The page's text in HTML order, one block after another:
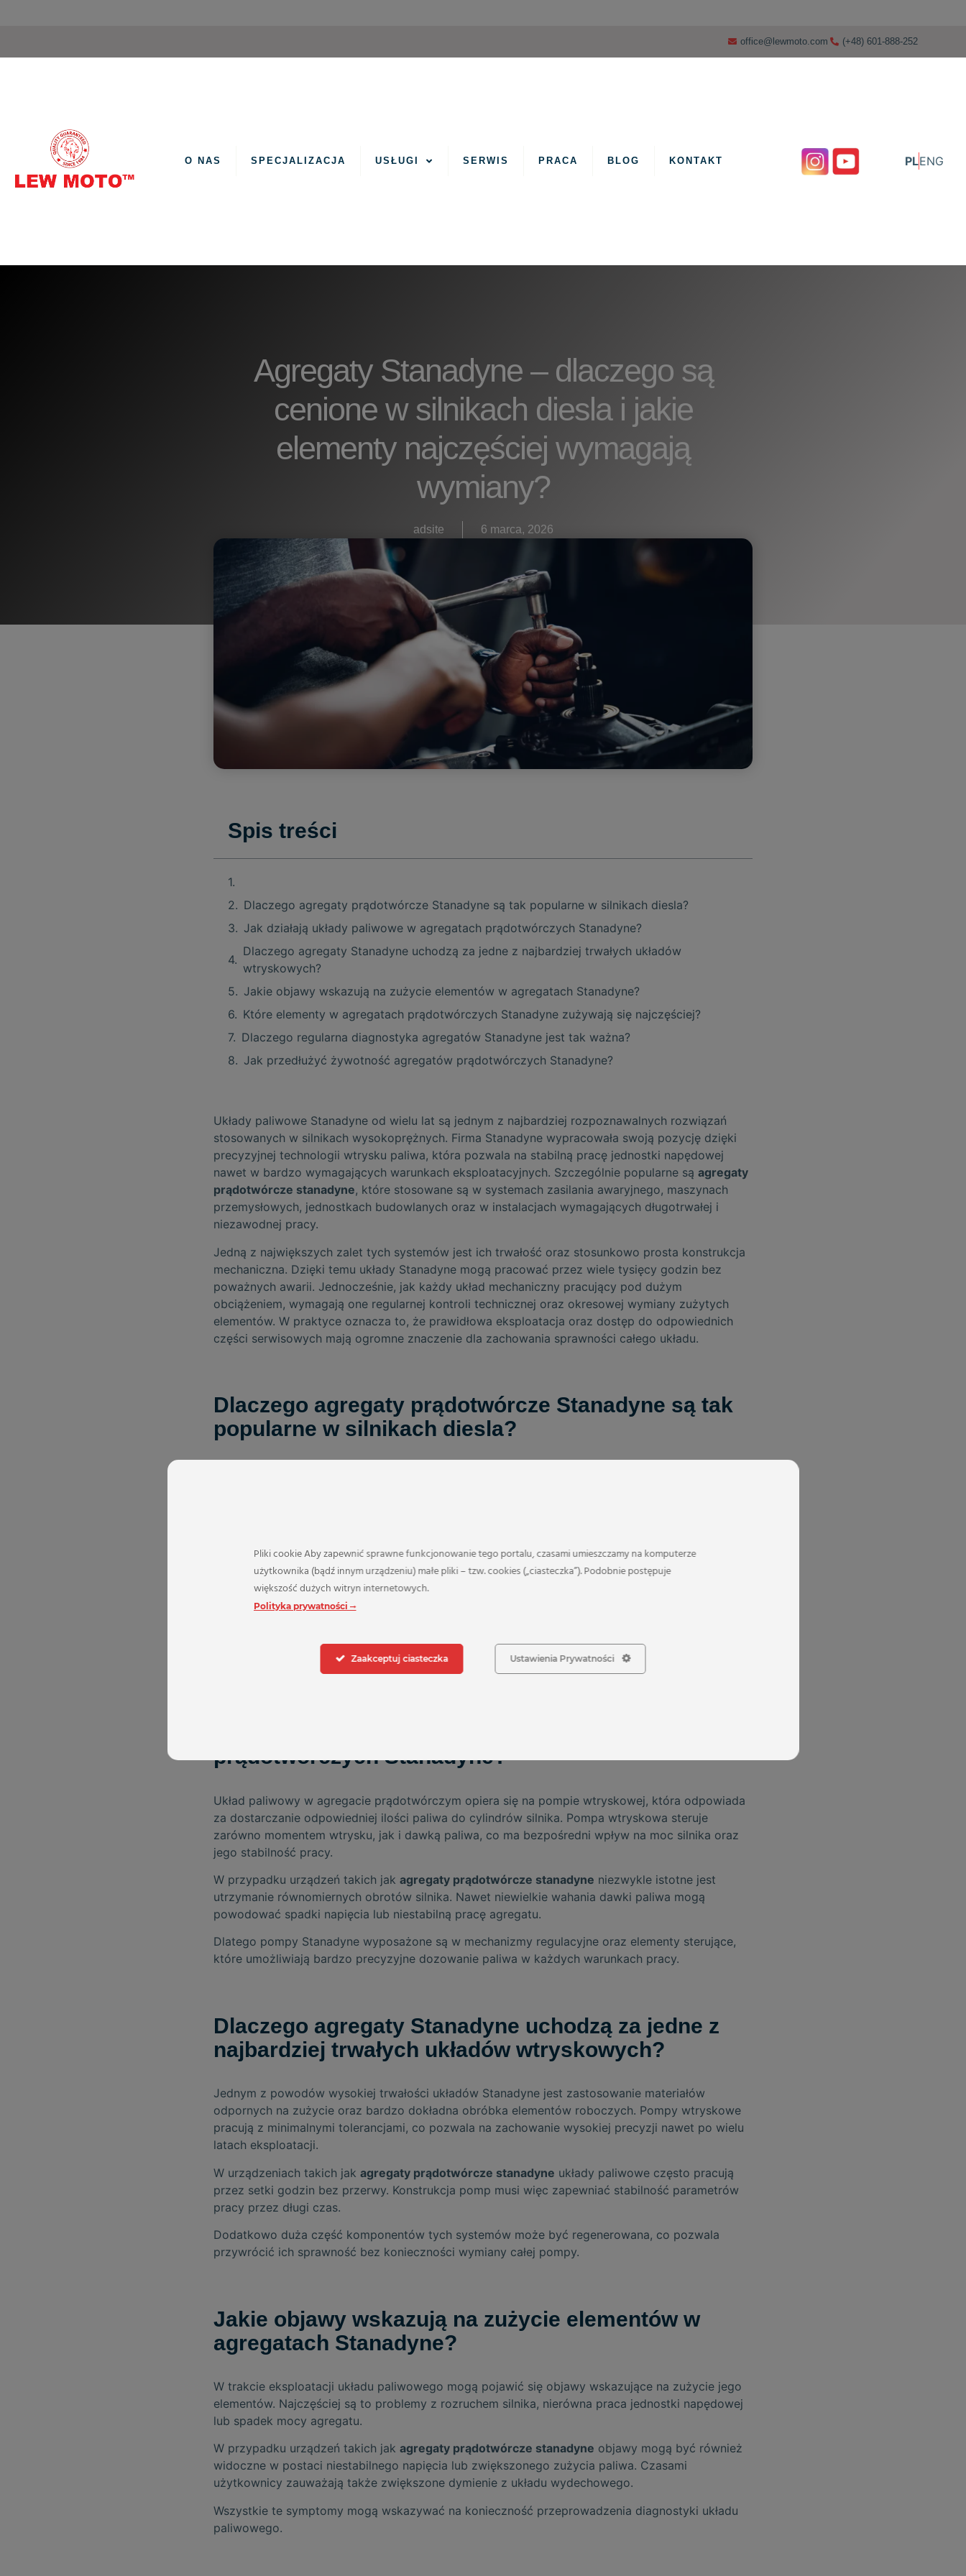
office@lewmoto.com (+48) 601-888-252
O NAS SPECJALIZACJA USŁUGI SERWIS PRACA BLOG KONTAKT PLENG
Agregaty Stanadyne – dlaczego są
cenione w silnikach diesla i jakie
elementy najczęściej wymagają
wymiany?
adsite 6 marca, 2026
Spis treści
Dlaczego agregaty prądotwórcze Stanadyne są tak popularne w silnikach diesla?
Jak działają układy paliwowe w agregatach prądotwórczych Stanadyne?
Dlaczego agregaty Stanadyne uchodzą za jedne z najbardziej trwałych układów
wtryskowych?
Jakie objawy wskazują na zużycie elementów w agregatach Stanadyne?
Które elementy w agregatach prądotwórczych Stanadyne zużywają się najczęściej?
Dlaczego regularna diagnostyka agregatów Stanadyne jest tak ważna?
Jak przedłużyć żywotność agregatów prądotwórczych Stanadyne?
Układy paliwowe Stanadyne od wielu lat są jednym z najbardziej rozpoznawalnych rozwiązań
stosowanych w silnikach wysokoprężnych. Firma Stanadyne wypracowała swoją pozycję dzięki
precyzyjnej technologii wtrysku paliwa, która pozwala na stabilną pracę jednostki napędowej
nawet w bardzo wymagających warunkach eksploatacyjnych. Szczególnie popularne są agregaty
prądotwórcze stanadyne, które stosowane są w systemach zasilania awaryjnego, maszynach
przemysłowych, jednostkach budowlanych oraz w instalacjach wymagających długotrwałej i
niezawodnej pracy.
Jedną z największych zalet tych systemów jest ich trwałość oraz stosunkowo prosta konstrukcja
mechaniczna. Dzięki temu układy Stanadyne mogą pracować przez wiele tysięcy godzin bez
poważnych awarii. Jednocześnie, jak każdy układ mechaniczny pracujący pod dużym
obciążeniem, wymagają one regularnej kontroli technicznej oraz okresowej wymiany zużytych
elementów. W praktyce oznacza to, że prawidłowa eksploatacja oraz dostęp do odpowiednich
części serwisowych mają ogromne znaczenie dla zachowania sprawności całego układu.
Dlaczego agregaty prądotwórcze Stanadyne są tak
popularne w silnikach diesla?
stabilność pracy silnika. Agregat musi utrzymywać równomierne obroty oraz stałe parametry
napięcia, dlatego układ wtryskowy musi reagować bardzo precyzyjnie na zmiany obciążenia.
Stanadyne stosuje rozwiązania konstrukcyjne, które pozwalają utrzymać stabilne parametry pracy
nawet podczas długotrwałego obciążenia.
Stanadyne są łatwe w serwisowaniu i regeneracji, co znacząco obniża koszty eksploatacji
prądotwórczych Stanadyne?
Układ paliwowy w agregacie prądotwórczym opiera się na pompie wtryskowej, która odpowiada
za dostarczanie odpowiedniej ilości paliwa do cylindrów silnika. Pompa wtryskowa steruje
zarówno momentem wtrysku, jak i dawką paliwa, co ma bezpośredni wpływ na moc silnika oraz
jego stabilność pracy.
W przypadku urządzeń takich jak agregaty prądotwórcze stanadyne niezwykle istotne jest
utrzymanie równomiernych obrotów silnika. Nawet niewielkie wahania dawki paliwa mogą
powodować spadki napięcia lub niestabilną pracę agregatu.
Dlatego pompy Stanadyne wyposażone są w mechanizmy regulacyjne oraz elementy sterujące,
które umożliwiają bardzo precyzyjne dozowanie paliwa w każdych warunkach pracy.
Dlaczego agregaty Stanadyne uchodzą za jedne z
najbardziej trwałych układów wtryskowych?
Jednym z powodów wysokiej trwałości układów Stanadyne jest zastosowanie materiałów
odpornych na zużycie oraz bardzo dokładna obróbka elementów roboczych. Pompy wtryskowe
pracują z minimalnymi tolerancjami, co pozwala na zachowanie wysokiej precyzji nawet po wielu
latach eksploatacji.
W urządzeniach takich jak agregaty prądotwórcze stanadyne układy paliwowe często pracują
przez setki godzin bez przerwy. Konstrukcja pomp musi więc zapewniać stabilność parametrów
pracy przez długi czas.
Dodatkowo duża część komponentów tych systemów może być regenerowana, co pozwala
przywrócić ich sprawność bez konieczności wymiany całej pompy.
Jakie objawy wskazują na zużycie elementów w
agregatach Stanadyne?
W trakcie eksploatacji układu paliwowego mogą pojawić się objawy wskazujące na zużycie jego
elementów. Najczęściej są to problemy z rozruchem silnika, nierówna praca jednostki napędowej
lub spadek mocy agregatu.
W przypadku urządzeń takich jak agregaty prądotwórcze stanadyne objawy mogą być również
widoczne w postaci niestabilnego napięcia lub zwiększonego zużycia paliwa. Czasami
użytkownicy zauważają także zwiększone dymienie z układu wydechowego.
Wszystkie te symptomy mogą wskazywać na konieczność przeprowadzenia diagnostyki układu
paliwowego.
Pliki cookie Aby zapewnić sprawne funkcjonowanie tego portalu, czasami umieszczamy na komputerze
użytkownika (bądź innym urządzeniu) małe pliki – tzw. cookies („ciasteczka”). Podobnie postępuje
większość dużych witryn internetowych.
Polityka prywatności
Zaakceptuj ciasteczka Ustawienia Prywatności